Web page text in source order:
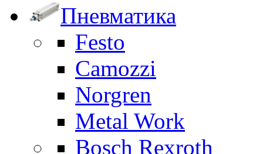
Пневматика
Festo
Camozzi
Norgren
Metal Work
Bosch Rexroth